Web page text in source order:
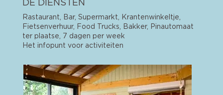
DE DIENSTEN
Rastaurant, Bar, Supermarkt, Krantenwinkeltje,
Fietsenverhuur, Food Trucks, Bakker, Pinautomaat
ter plaatse, 7 dagen per week
Het infopunt voor activiteiten